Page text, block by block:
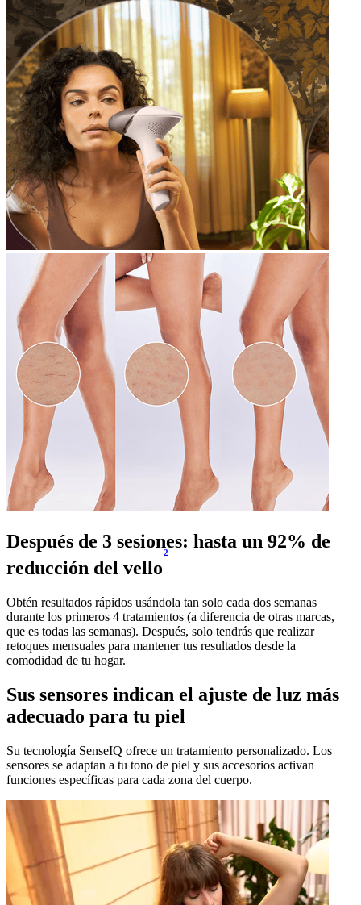
Después de 3 sesiones: hasta un 92% de
reducción del vello
2
Obtén resultados rápidos usándola tan solo cada dos semanas
durante los primeros 4 tratamientos (a diferencia de otras marcas,
que es todas las semanas). Después, solo tendrás que realizar
retoques mensuales para mantener tus resultados desde la
comodidad de tu hogar.
Sus sensores indican el ajuste de luz más
adecuado para tu piel
Su tecnología SenseIQ ofrece un tratamiento personalizado. Los
sensores se adaptan a tu tono de piel y sus accesorios activan
funciones específicas para cada zona del cuerpo.